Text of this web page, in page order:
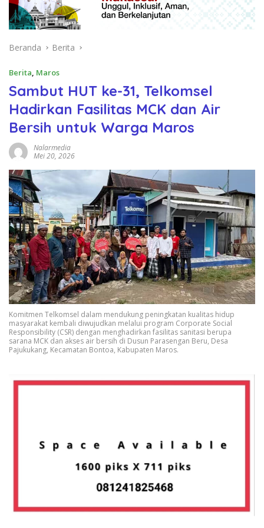
Beranda Berita
Berita, Maros
Sambut HUT ke-31, Telkomsel
Hadirkan Fasilitas MCK dan Air
Bersih untuk Warga Maros
Nalarmedia
Mei 20, 2026
Komitmen Telkomsel dalam mendukung peningkatan kualitas hidup
masyarakat kembali diwujudkan melalui program Corporate Social
Responsibility (CSR) dengan menghadirkan fasilitas sanitasi berupa
sarana MCK dan akses air bersih di Dusun Parasengan Beru, Desa
Pajukukang, Kecamatan Bontoa, Kabupaten Maros.